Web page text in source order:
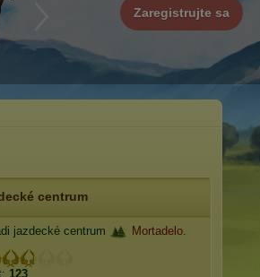
Zaregistrujte sa
centrum
jazdecké centrum Mortadelo.
123